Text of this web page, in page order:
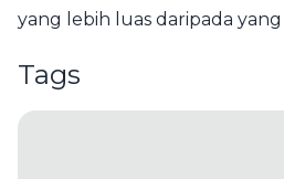
yang lebih luas daripada yang
Tags